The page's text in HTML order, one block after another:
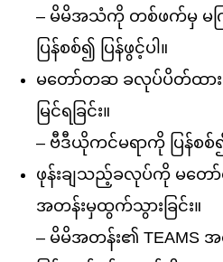
– မိမိအသံကို တစ်ဖက်မှ မကြ
ပြန်စစ်၍ ပြန်ဖွင့်ပါ။
မတော်တဆ ခလုပ်ပိတ်ထာ
မြင်ရခြင်း။
– ဗီဒီယိုကင်မရာကို ပြန်စစ်၍
ဖုန်းချသည့်ခလုပ်ကို မတေ
အတန်းမှထွက်သွားခြင်း။
– မိမိအတန်း၏ TEAMS